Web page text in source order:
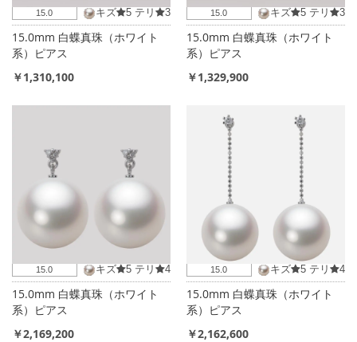
15.0 キズ 5 テリ 3
15.0mm 白蝶真珠（ホワイト
系）ピアス
￥1,310,100
15.0 キズ 5 テリ 3
15.0mm 白蝶真珠（ホワイト
系）ピアス
￥1,329,900
15.0 キズ 5 テリ 4
15.0mm 白蝶真珠（ホワイト
系）ピアス
￥2,169,200
15.0 キズ 5 テリ 4
15.0mm 白蝶真珠（ホワイト
系）ピアス
￥2,162,600